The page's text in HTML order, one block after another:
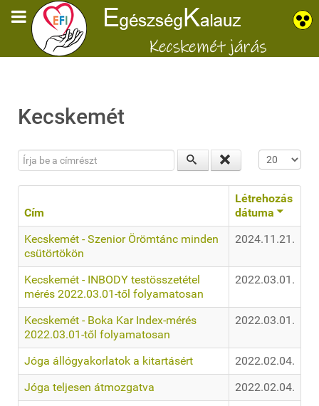
Kecskemét
Írja be a címrészt Tételek #
Cím
Létrehozás
dátuma
Kecskemét - Szenior Örömtánc minden
csütörtökön
2024.11.21.
Kecskemét - INBODY testösszetétel
mérés 2022.03.01-től folyamatosan
2022.03.01.
Kecskemét - Boka Kar Index-mérés
2022.03.01-től folyamatosan
2022.03.01.
Jóga állógyakorlatok a kitartásért
2022.02.04.
Jóga teljesen átmozgatva
2022.02.04.